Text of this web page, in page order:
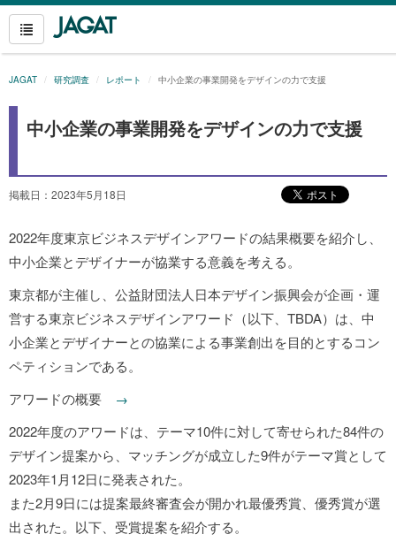
JAGAT 研究調査 レポート 中小企業の事業開発をデザインの力で支援
中小企業の事業開発をデザインの力で支援
掲載日：2023年5月18日
2022年度東京ビジネスデザインアワードの結果概要を紹介し、
中小企業とデザイナーが協業する意義を考える。
東京都が主催し、公益財団法人日本デザイン振興会が企画・運
営する東京ビジネスデザインアワード（以下、TBDA）は、中
小企業とデザイナーとの協業による事業創出を目的とするコン
ペティションである。
アワードの概要 →
2022年度のアワードは、テーマ10件に対して寄せられた84件の
デザイン提案から、マッチングが成立した9件がテーマ賞として
2023年1月12日に発表された。
また2月9日には提案最終審査会が開かれ最優秀賞、優秀賞が選
出された。以下、受賞提案を紹介する。